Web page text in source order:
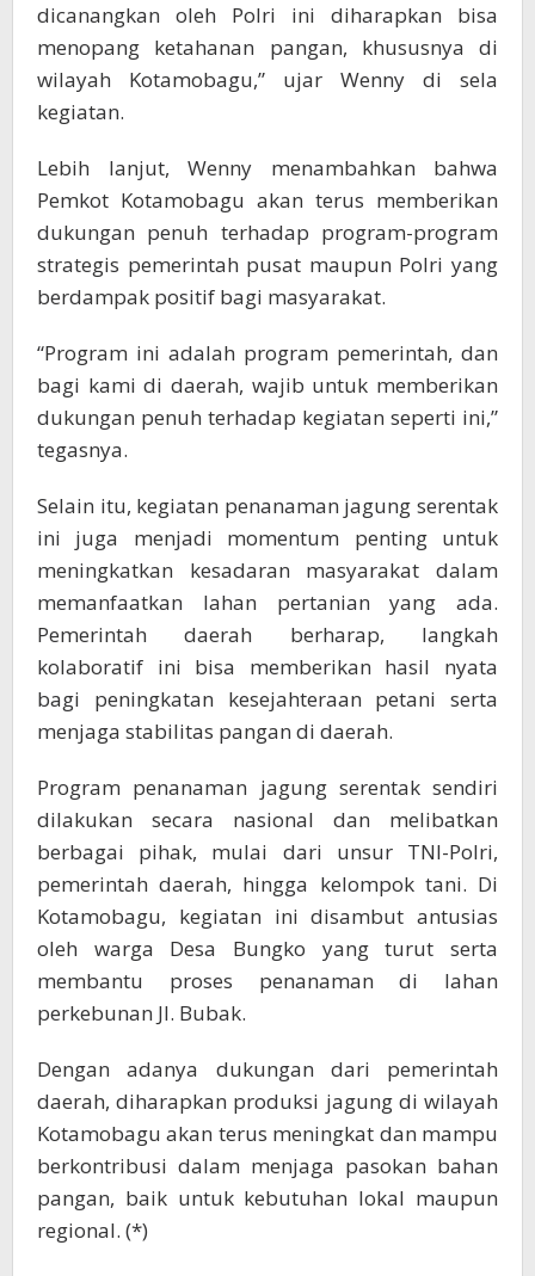
dicanangkan oleh Polri ini diharapkan bisa
menopang ketahanan pangan, khususnya di
wilayah Kotamobagu,” ujar Wenny di sela
kegiatan.
Lebih lanjut, Wenny menambahkan bahwa
Pemkot Kotamobagu akan terus memberikan
dukungan penuh terhadap program-program
strategis pemerintah pusat maupun Polri yang
berdampak positif bagi masyarakat.
“Program ini adalah program pemerintah, dan
bagi kami di daerah, wajib untuk memberikan
dukungan penuh terhadap kegiatan seperti ini,”
tegasnya.
Selain itu, kegiatan penanaman jagung serentak
ini juga menjadi momentum penting untuk
meningkatkan kesadaran masyarakat dalam
memanfaatkan lahan pertanian yang ada.
Pemerintah daerah berharap, langkah
kolaboratif ini bisa memberikan hasil nyata
bagi peningkatan kesejahteraan petani serta
menjaga stabilitas pangan di daerah.
Program penanaman jagung serentak sendiri
dilakukan secara nasional dan melibatkan
berbagai pihak, mulai dari unsur TNI-Polri,
pemerintah daerah, hingga kelompok tani. Di
Kotamobagu, kegiatan ini disambut antusias
oleh warga Desa Bungko yang turut serta
membantu proses penanaman di lahan
perkebunan Jl. Bubak.
Dengan adanya dukungan dari pemerintah
daerah, diharapkan produksi jagung di wilayah
Kotamobagu akan terus meningkat dan mampu
berkontribusi dalam menjaga pasokan bahan
pangan, baik untuk kebutuhan lokal maupun
regional. (*)